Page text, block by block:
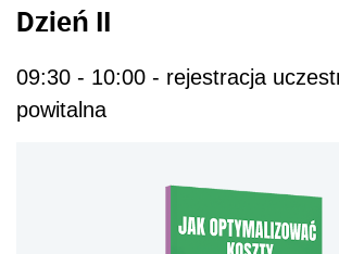
Dzień II
09:30 - 10:00 - rejestracja
powitalna